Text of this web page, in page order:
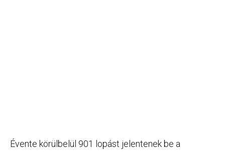
Évente körülbelül 901 lopást jelentenek be a